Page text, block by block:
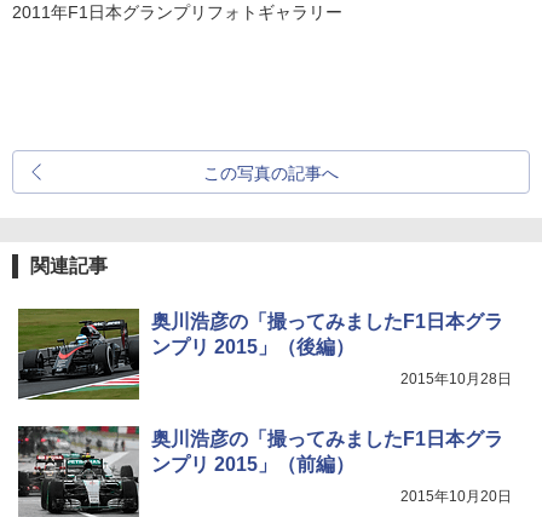
2011年F1日本グランプリフォトギャラリー
この写真の記事へ
関連記事
奥川浩彦の「撮ってみましたF1日本グラ
ンプリ 2015」（後編）
2015年10月28日
奥川浩彦の「撮ってみましたF1日本グラ
ンプリ 2015」（前編）
2015年10月20日